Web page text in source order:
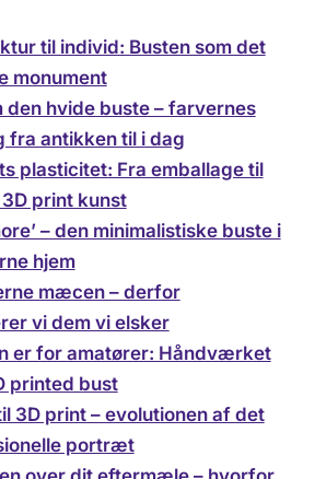
til individ: Busten som det
monument
den hvide buste – farvernes
fra antikken til i dag
plasticitet: Fra emballage til
print kunst
– den minimalistiske buste i
hjem
mæcen – derfor
vi dem vi elsker
er for amatører: Håndværket
printed bust
3D print – evolutionen af det
portræt